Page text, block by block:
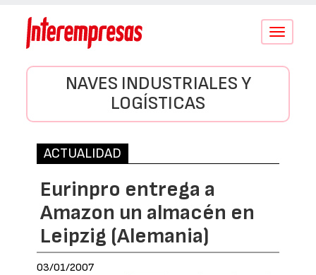
Conmutar
NAVES INDUSTRIALES Y
LOGÍSTICAS
ACTUALIDAD
Eurinpro entrega a
Amazon un almacén en
Leipzig (Alemania)
03/01/2007